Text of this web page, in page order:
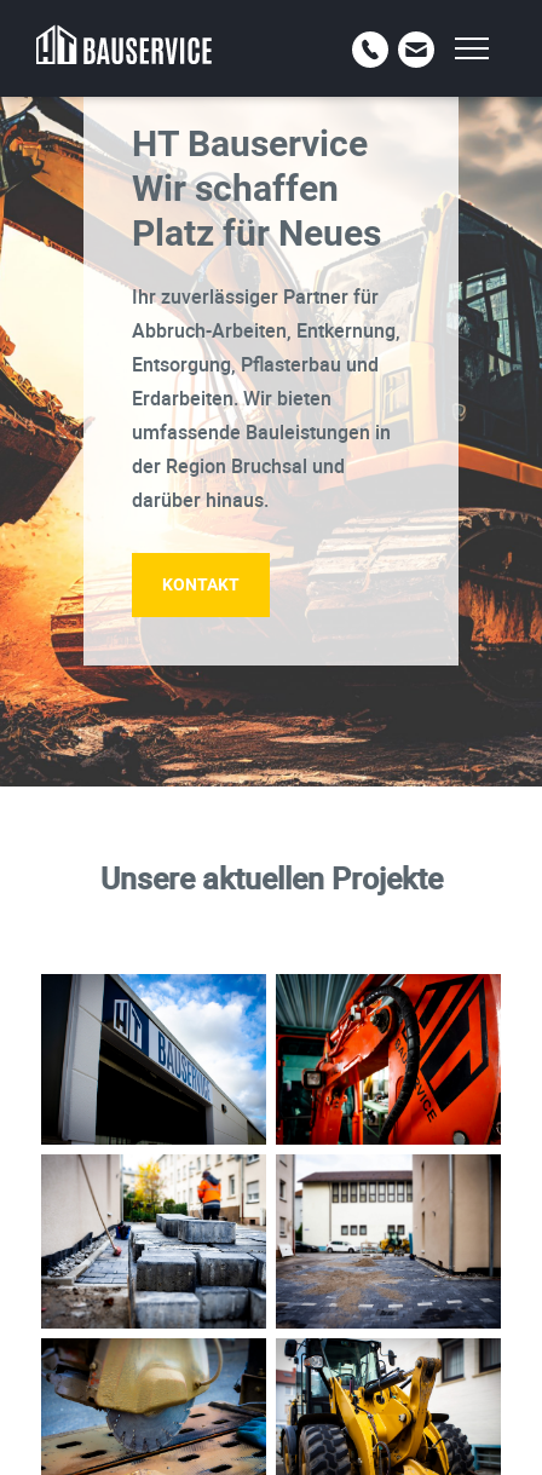
HT Bauservice
Wir schaffen
Platz für Neues
Ihr zuverlässiger Partner für
Abbruch-Arbeiten, Entkernung,
Entsorgung, Pflasterbau und
Erdarbeiten. Wir bieten
umfassende Bauleistungen in
der Region Bruchsal und
darüber hinaus.
KONTAKT
Unsere aktuellen Projekte